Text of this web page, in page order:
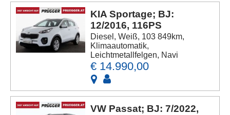
KIA Sportage; BJ:
12/2016, 116PS
Diesel, Weiß, 103 849km,
Klimaautomatik,
Leichtmetallfelgen, Navi
€ 14.990,00
VW Passat; BJ: 7/2022,